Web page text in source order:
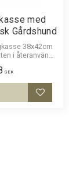
med
Gårdshund
38x42cm
i återanvänd
Svensk
ca 18 x
SEK
Lägg